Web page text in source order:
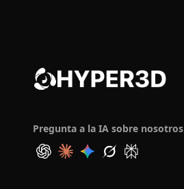
Pregunta a la IA sobre nosotros